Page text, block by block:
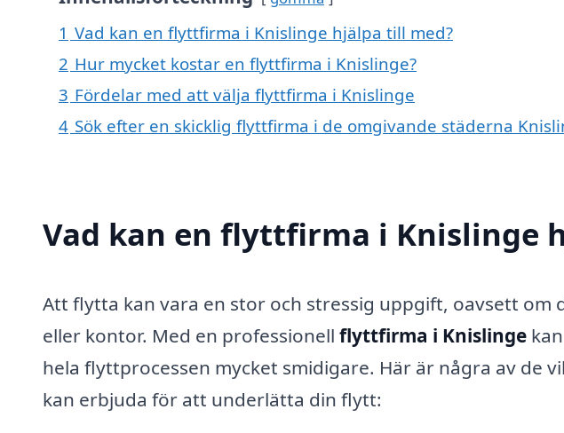
1 Vad kan en flyttfirma i Knislinge hjälpa till med?
2 Hur mycket kostar en flyttfirma i Knislinge?
3 Fördelar med att välja flyttfirma i Knislinge
4 Sök efter en skicklig flyttfirma i de omgivande städerna
Vad kan en flyttfirma i Knislinge
Att flytta kan vara en stor och stressig uppgift, oavsett om
eller kontor. Med en professionell flyttfirma i Knislinge
hela flyttprocessen mycket smidigare. Här är några av de
kan erbjuda för att underlätta din flytt: